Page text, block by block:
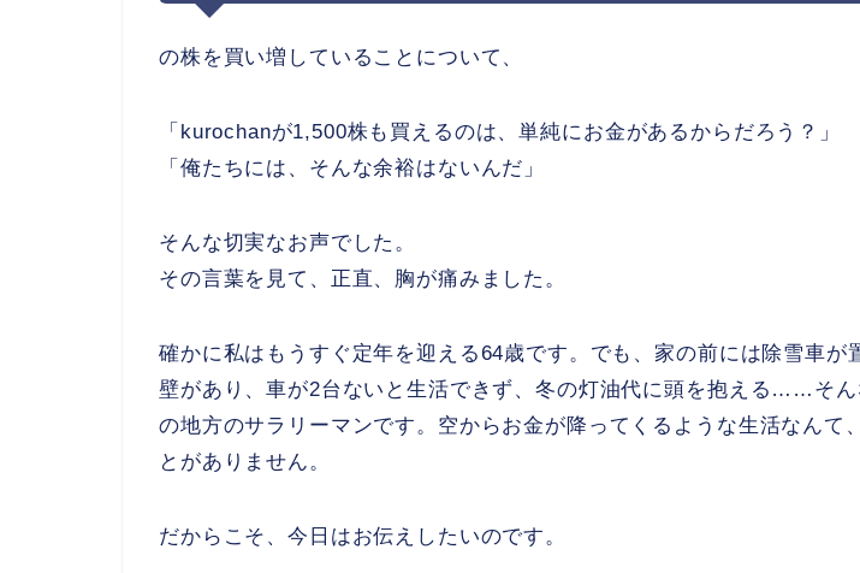
の株を買い増していることについて、
「kurochanが1,500株も買えるのは、単純にお金があるからだろう？」
「俺たちには、そんな余裕はないんだ」
そんな切実なお声でした。
その言葉を見て、正直、胸が痛みました。
確かに私はもうすぐ定年を迎える64歳です。でも、家の前には除雪車が
壁があり、車が2台ないと生活できず、冬の灯油代に頭を抱える……そん
の地方のサラリーマンです。空からお金が降ってくるような生活なんて
とがありません。
だからこそ、今日はお伝えしたいのです。